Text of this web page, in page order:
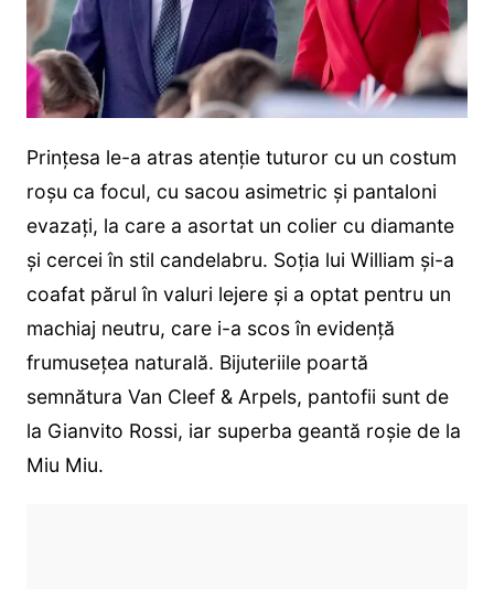
Prințesa le-a atras atenție tuturor cu un costum
roșu ca focul, cu sacou asimetric și pantaloni
evazați, la care a asortat un colier cu diamante
și cercei în stil candelabru. Soția lui William și-a
coafat părul în valuri lejere și a optat pentru un
machiaj neutru, care i-a scos în evidență
frumusețea naturală. Bijuteriile poartă
semnătura Van Cleef & Arpels, pantofii sunt de
la Gianvito Rossi, iar superba geantă roșie de la
Miu Miu.